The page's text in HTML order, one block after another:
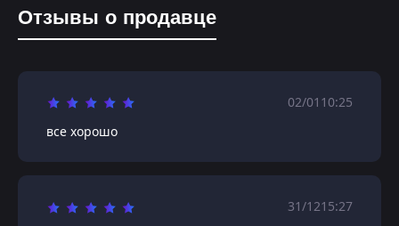
Отзывы о продавце
02/01 10:25
все хорошо
31/1215:27